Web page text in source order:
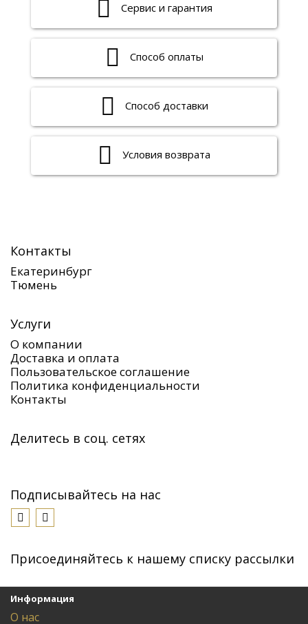
Сервис и гарантия
Способ оплаты
Способ доставки
Условия возврата
Контакты
Екатеринбург
Тюмень
Услуги
О компании
Доставка и оплата
Пользовательское соглашение
Политика конфиденциальности
Контакты
Делитесь в соц. сетях
Подписывайтесь на нас
Присоединяйтесь к нашему списку рассылки
Информация
О нас